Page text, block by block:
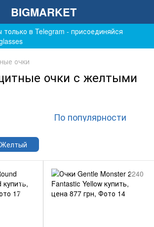
BIGMARKET
в Telegram - присоединяйся
очки
очки с желтыми
По популярности
Желтый